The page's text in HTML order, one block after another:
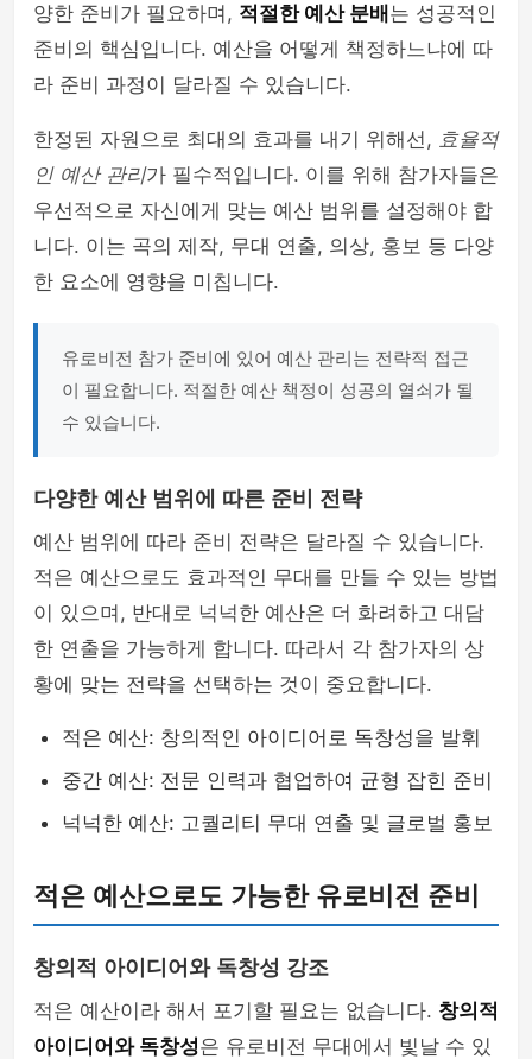
양한 준비가 필요하며, 적절한 예산 분배 는 성공적인
준비의 핵심입니다. 예산을 어떻게 책정하느냐에 따
라 준비 과정이 달라질 수 있습니다.
한정된 자원으로 최대의 효과를 내기 위해선, 효율적
인 예산 관리가 필수적입니다. 이를 위해 참가자들은
우선적으로 자신에게 맞는 예산 범위를 설정해야 합
니다. 이는 곡의 제작, 무대 연출, 의상, 홍보 등 다양
한 요소에 영향을 미칩니다.
유로비전 참가 준비에 있어 예산 관리는 전략적 접근
이 필요합니다. 적절한 예산 책정이 성공의 열쇠가 될
수 있습니다.
다양한 예산 범위에 따른 준비 전략
예산 범위에 따라 준비 전략은 달라질 수 있습니다.
적은 예산으로도 효과적인 무대를 만들 수 있는 방법
이 있으며, 반대로 넉넉한 예산은 더 화려하고 대담
한 연출을 가능하게 합니다. 따라서 각 참가자의 상
황에 맞는 전략을 선택하는 것이 중요합니다.
적은 예산: 창의적인 아이디어로 독창성을 발휘
중간 예산: 전문 인력과 협업하여 균형 잡힌 준비
넉넉한 예산: 고퀄리티 무대 연출 및 글로벌 홍보
적은 예산으로도 가능한 유로비전 준비
창의적 아이디어와 독창성 강조
적은 예산이라 해서 포기할 필요는 없습니다. 창의적
아이디어와 독창성은 유로비전 무대에서 빛날 수 있